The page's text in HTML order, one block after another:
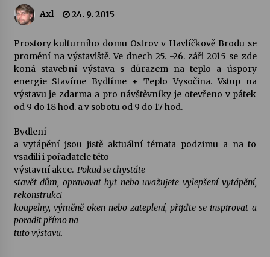
šedesátka: 28. 7.–1. 8. 2026
28. 7. 2026
Letní koncerty ve Stromovce: Kolchoz a
Jenakaši
28. 7. 2026
Votavžatský ploty
23. 7. 2026
22. 7. 2026
Axl 24. 9. 2015
Prostory kulturního domu Ostrov v Havlíčkově Brodu se
promění na výstaviště. Ve dnech 25. -26. záři 2015 se zde
koná stavební výstava s důrazem na teplo a úspory
energie Stavíme Bydlíme + Teplo Vysočina. Vstup na
výstavu je zdarma a pro návštěvníky je otevřeno v pátek
od 9 do 18 hod. a v sobotu od 9 do 17 hod.
Bydlení
a vytápění jsou jistě aktuální témata podzimu a na to
vsadili i pořadatele této
výstavní akce. Pokud se chystáte
stavět dům, opravovat byt nebo uvažujete vylepšení vytápění,
rekonstrukci
koupelny, výměně oken nebo zateplení, přijďte se inspirovat a
poradit přímo na
tuto výstavu.